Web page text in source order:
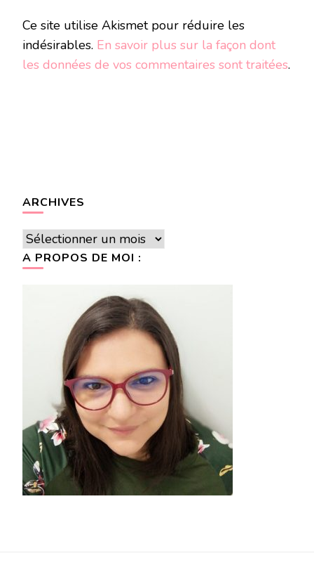
Ce site utilise Akismet pour réduire les
indésirables. En savoir plus sur la façon dont
les données de vos commentaires sont traitées.
ARCHIVES
Archives
A PROPOS DE MOI :